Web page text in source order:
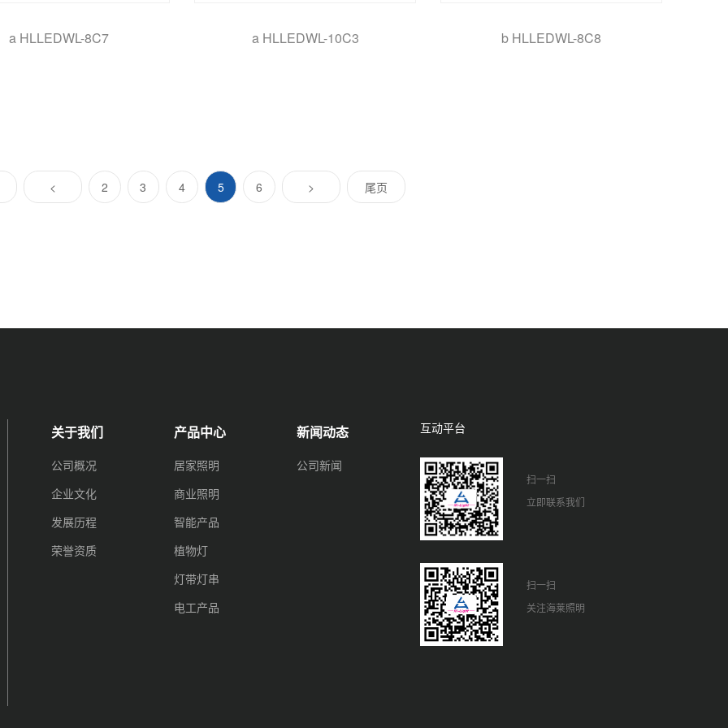
a HLLEDWL-8C7 a HLLEDWL-10C3 b HLLEDWL-8C8
< 2 3 4 5(current)
6 > 尾页
关于我们
公司概况
企业文化
发展历程
荣誉资质
产品中心
居家照明
商业照明
智能产品
植物灯
灯带灯串
电工产品
新闻动态
公司新闻
互动平台
扫一扫
立即联系我们
扫一扫
关注海莱照明